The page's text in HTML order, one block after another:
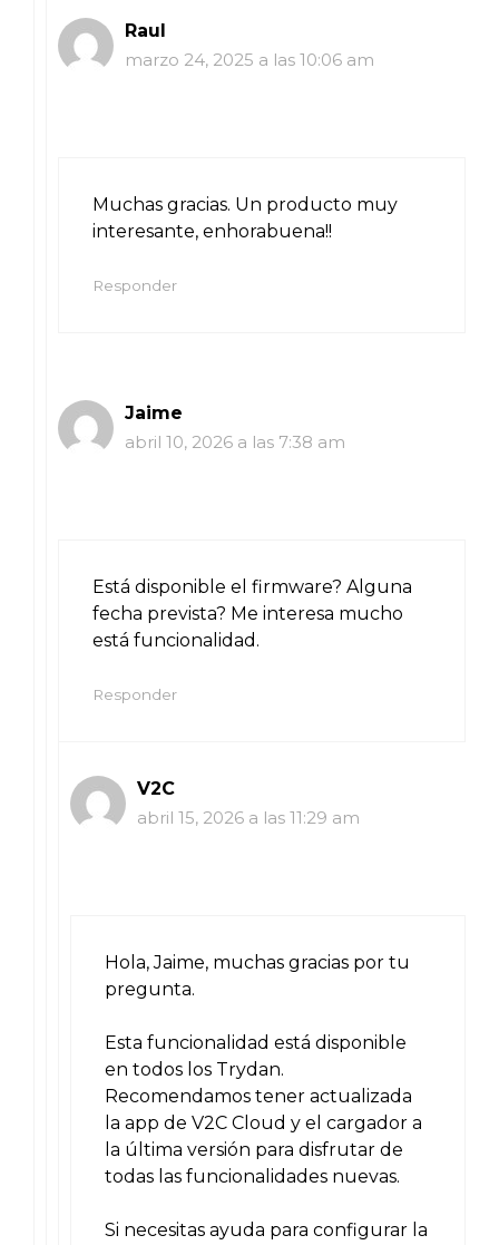
Raul
marzo 24, 2025 a las 10:06 am
Muchas gracias. Un producto muy
interesante, enhorabuena!!
Responder
Jaime
abril 10, 2026 a las 7:38 am
Está disponible el firmware? Alguna
fecha prevista? Me interesa mucho
está funcionalidad.
Responder
V2C
abril 15, 2026 a las 11:29 am
Hola, Jaime, muchas gracias por tu
pregunta.
Esta funcionalidad está disponible
en todos los Trydan.
Recomendamos tener actualizada
la app de V2C Cloud y el cargador a
la última versión para disfrutar de
todas las funcionalidades nuevas.
Si necesitas ayuda para configurar la